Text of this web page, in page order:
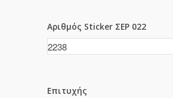
Αριθμός Sticker ΣΕΡ 022
Επιτυχής